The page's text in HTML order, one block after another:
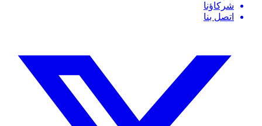
شركاؤنا
اتصل بنا